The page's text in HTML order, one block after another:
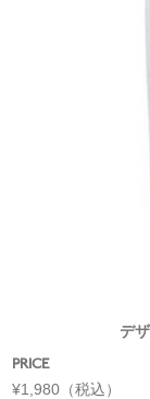
デ
PRICE
¥1,980（税込）